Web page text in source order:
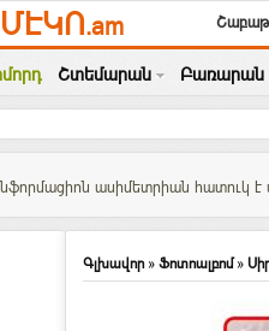
.am
Շտեմարան Բառարան
ասիմետրիան հատուկ է
Գլխավոր» Ֆոտոալբոմ»